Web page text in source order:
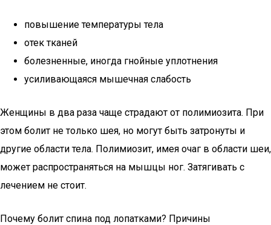
повышение температуры тела
отек тканей
болезненные, иногда гнойные уплотнения
усиливающаяся мышечная слабость
Женщины в два раза чаще страдают от полимиозита. При
этом болит не только шея, но могут быть затронуты и
другие области тела. Полимиозит, имея очаг в области шеи,
может распространяться на мышцы ног. Затягивать с
лечением не стоит.
Почему болит спина под лопатками? Причины